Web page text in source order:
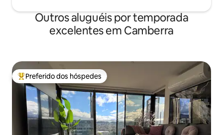
Outros aluguéis por temporada
excelentes em Camberra
Entre os melhores preferidos dos hóspedes
Preferido dos hóspedes